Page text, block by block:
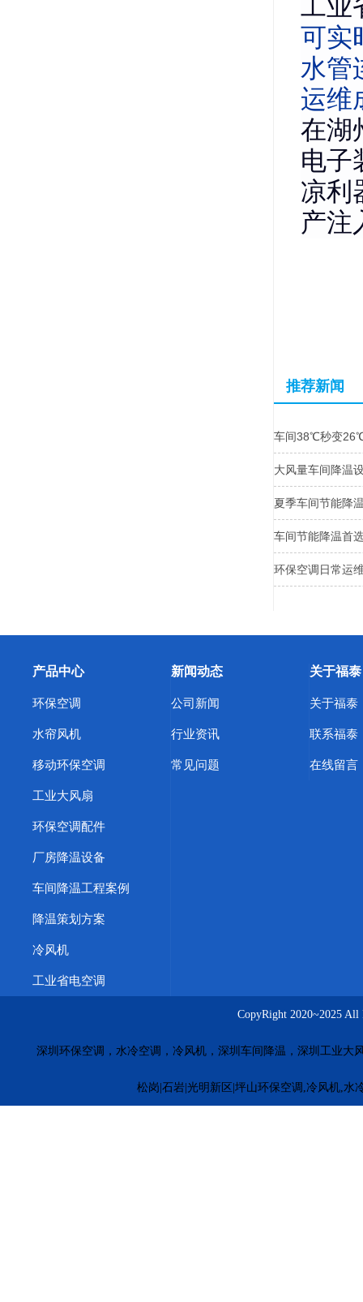
工业
可实
水管
运维
在湖
电子
凉利
产注
推荐新闻
车间38℃秒变
大风量车间降温
夏季车间节能降
车间节能降温首
环保空调日常运
产品中心
环保空调
水帘风机
移动环保空调
工业大风扇
环保空调配件
厂房降温设备
车间降温工程案例
降温策划方案
冷风机
工业省电空调
新闻动态
公司新闻
行业资讯
常见问题
关于福泰
关于福泰
联系福泰
在线留言
CopyRight 2020~2025
深圳环保空调，水冷空调，冷风机，深圳车间降温，深圳工业大
松岗|石岩|光明新区|坪山环保空调,冷风机,水